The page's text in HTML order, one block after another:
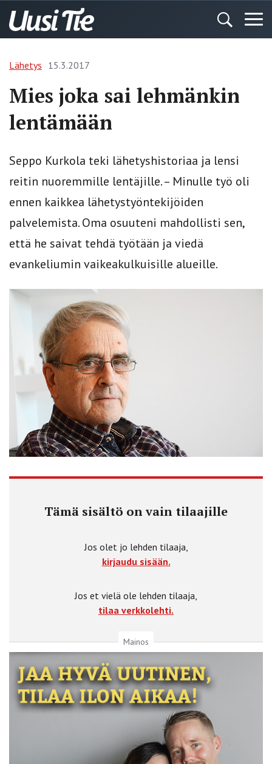
Lähetys 15.3.2017
Mies joka sai lehmänkin
lentämään
Seppo Kurkola teki lähetyshistoriaa ja lensi
reitin nuoremmille lentäjille. – Minulle työ oli
ennen kaikkea lähetystyöntekijöiden
palvelemista. Oma osuuteni mahdollisti sen,
että he saivat tehdä työtään ja viedä
evankeliumin vaikeakulkuisille alueille.
Tämä sisältö on vain tilaajille
Jos olet jo lehden tilaaja,
kirjaudu sisään.
Jos et vielä ole lehden tilaaja,
tilaa verkkolehti.
Mainos